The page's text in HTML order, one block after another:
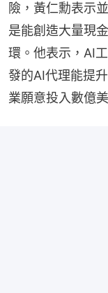
險，黃仁勳表示
是能創造大量現
環。他表示，AI
發的AI代理能提
業願意投入數億